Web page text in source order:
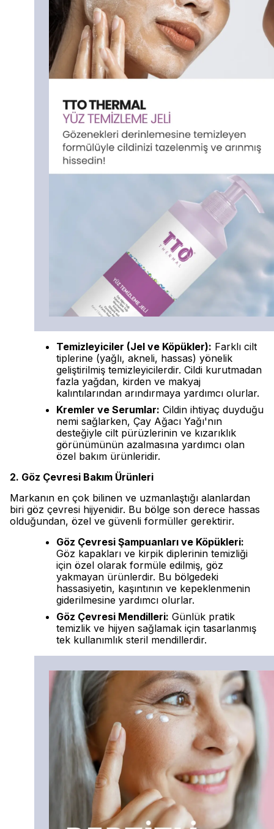
Temizleyiciler (Jel ve Köpükler): Farklı cilt
tiplerine (yağlı, akneli, hassas) yönelik
geliştirilmiş temizleyicilerdir. Cildi kurutmadan
fazla yağdan, kirden ve makyaj
kalıntılarından arındırmaya yardımcı olurlar.
Kremler ve Serumlar: Cildin ihtiyaç duyduğu
nemi sağlarken, Çay Ağacı Yağı'nın
desteğiyle cilt pürüzlerinin ve kızarıklık
görünümünün azalmasına yardımcı olan
özel bakım ürünleridir.
2. Göz Çevresi Bakım Ürünleri
Markanın en çok bilinen ve uzmanlaştığı alanlardan
biri göz çevresi hijyenidir. Bu bölge son derece hassas
olduğundan, özel ve güvenli formüller gerektirir.
Göz Çevresi Şampuanları ve Köpükleri:
Göz kapakları ve kirpik diplerinin temizliği
için özel olarak formüle edilmiş, göz
yakmayan ürünlerdir. Bu bölgedeki
hassasiyetin, kaşıntının ve kepeklenmenin
giderilmesine yardımcı olurlar.
Göz Çevresi Mendilleri: Günlük pratik
temizlik ve hijyen sağlamak için tasarlanmış
tek kullanımlık steril mendillerdir.